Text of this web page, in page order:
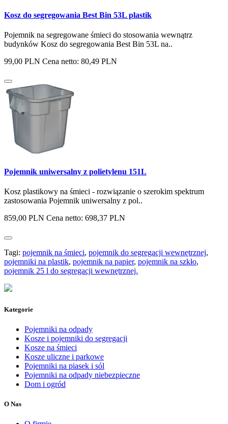
Kosz do segregowania Best Bin 53L plastik
Pojemnik na segregowane śmieci do stosowania wewnątrz
budynków Kosz do segregowania Best Bin 53L na..
99,00 PLN Cena netto: 80,49 PLN
Pojemnik uniwersalny z polietylenu 151L
Kosz plastikowy na śmieci - rozwiązanie o szerokim spektrum
zastosowania Pojemnik uniwersalny z pol..
859,00 PLN Cena netto: 698,37 PLN
Tagi: pojemnik na śmieci, pojemnik do segregacji wewnętrznej,
pojemniki na plastik, pojemnik na papier, pojemnik na szkło,
pojemnik 25 l do segregacji wewnętrznej.
Kategorie
Pojemniki na odpady
Kosze i pojemniki do segregacji
Kosze na śmieci
Kosze uliczne i parkowe
Pojemniki na piasek i sól
Pojemniki na odpady niebezpieczne
Dom i ogród
O Nas